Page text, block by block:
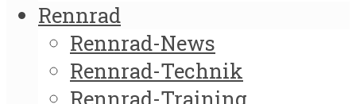
Rennrad
Rennrad-News
Rennrad-Technik
Rennrad-Training